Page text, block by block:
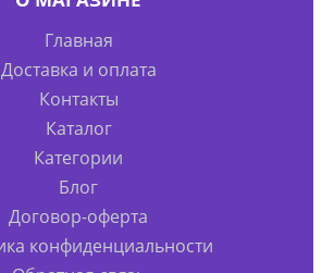
Главная
Доставка и оплата
Контакты
Каталог
Категории
Блог
Договор-оферта
конфиденциальности